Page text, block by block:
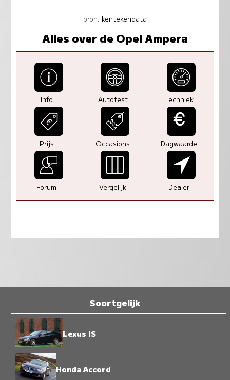
bron: kentekendata
Alles over de Opel Ampera
Info Autotest Techniek
Prijs Occasions Dagwaarde
Forum Vergelijk Dealer
Soortgelijk
Lexus IS
Honda Accord